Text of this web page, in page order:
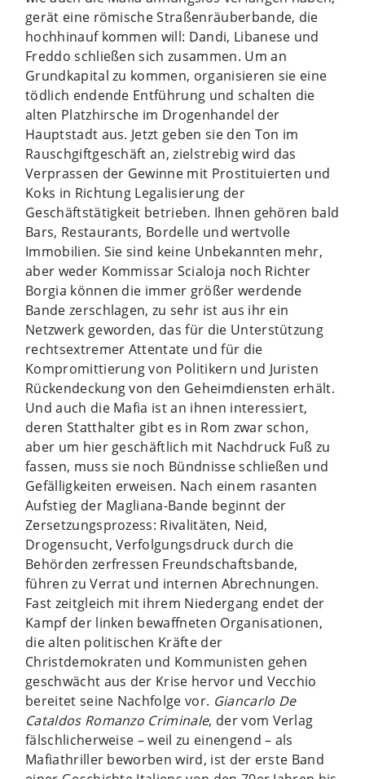
gerät eine römische Straßenräuberbande, die
hochhinauf kommen will: Dandi, Libanese und
Freddo schließen sich zusammen. Um an
Grundkapital zu kommen, organisieren sie eine
tödlich endende Entführung und schalten die
alten Platzhirsche im Drogenhandel der
Hauptstadt aus. Jetzt geben sie den Ton im
Rauschgiftgeschäft an, zielstrebig wird das
Verprassen der Gewinne mit Prostituierten und
Koks in Richtung Legalisierung der
Geschäftstätigkeit betrieben. Ihnen gehören bald
Bars, Restaurants, Bordelle und wertvolle
Immobilien. Sie sind keine Unbekannten mehr,
aber weder Kommissar Scialoja noch Richter
Borgia können die immer größer werdende
Bande zerschlagen, zu sehr ist aus ihr ein
Netzwerk geworden, das für die Unterstützung
rechtsextremer Attentate und für die
Kompromittierung von Politikern und Juristen
Rückendeckung von den Geheimdiensten erhält.
Und auch die Mafia ist an ihnen interessiert,
deren Statthalter gibt es in Rom zwar schon,
aber um hier geschäftlich mit Nachdruck Fuß zu
fassen, muss sie noch Bündnisse schließen und
Gefälligkeiten erweisen. Nach einem rasanten
Aufstieg der Magliana-Bande beginnt der
Zersetzungsprozess: Rivalitäten, Neid,
Drogensucht, Verfolgungsdruck durch die
Behörden zerfressen Freundschaftsbande,
führen zu Verrat und internen Abrechnungen.
Fast zeitgleich mit ihrem Niedergang endet der
Kampf der linken bewaffneten Organisationen,
die alten politischen Kräfte der
Christdemokraten und Kommunisten gehen
geschwächt aus der Krise hervor und Vecchio
bereitet seine Nachfolge vor. Giancarlo De
Cataldos Romanzo Criminale, der vom Verlag
fälschlicherweise – weil zu einengend – als
Mafiathriller beworben wird, ist der erste Band